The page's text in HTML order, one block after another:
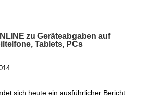
zu Geräteabgaben auf
Tablets, PCs
sich heute ein ausführlicher Bericht
80